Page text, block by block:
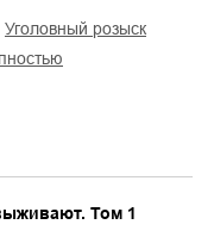
уголовный розыск
Том 1